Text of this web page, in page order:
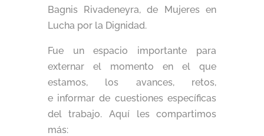
Bagnis Rivadeneyra, de Mujeres en
Lucha por la Dignidad.
Fue un espacio importante para
externar el momento en el que
estamos, los avances, retos,
e informar de cuestiones específicas
del trabajo. Aquí les compartimos
más: